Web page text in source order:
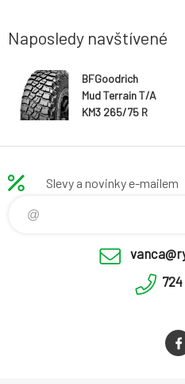
Naposledy navštívené
BFGoodrich
Mud Terrain T/A
KM3 265/75 R
Slevy a novinky e-mailem
724